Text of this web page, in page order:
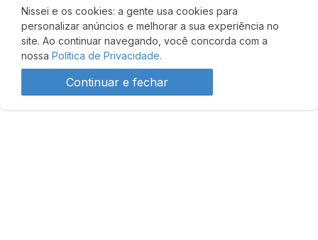
R$ 37,75
Nissei e os cookies: a gente usa cookies para
personalizar anúncios e melhorar a sua experiência no
site. Ao continuar navegando, você concorda com a
nossa Política de Privacidade.
Continuar e fechar